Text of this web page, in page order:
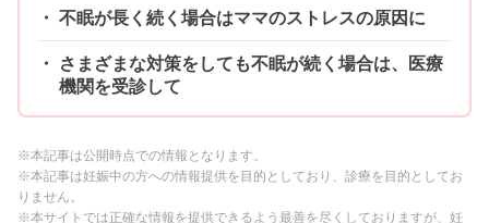
不眠が長く続く場合はママのストレスの原因に
さまざまな対策をしても不眠が続く場合は、医療
機関を受診して
※本記事は公開時点での情報となります。
※本記事は妊娠中の方への情報提供を目的としており、診療を目的としてお
りません。
※本サイトでは正確な情報を提供できるよう最善を尽くしておりますが、妊